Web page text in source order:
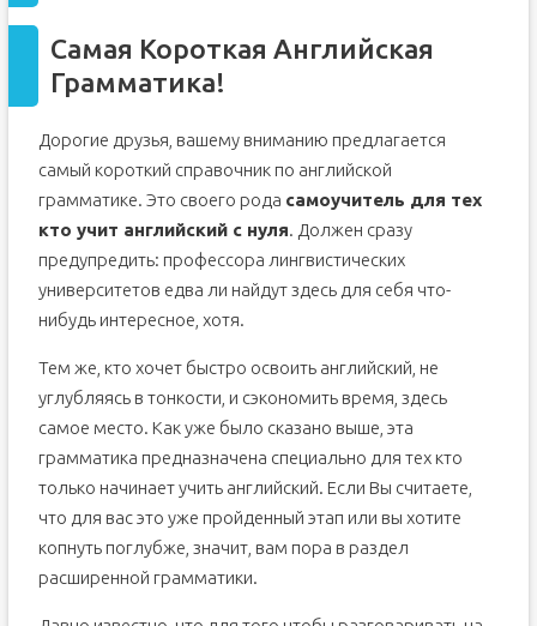
Самая Короткая Английская
Грамматика!
Дорогие друзья, вашему вниманию предлагается
самый короткий справочник по английской
грамматике. Это своего рода самоучитель для тех
кто учит английский с нуля. Должен сразу
предупредить: профессора лингвистических
университетов едва ли найдут здесь для себя что-
нибудь интересное, хотя.
Тем же, кто хочет быстро освоить английский, не
углубляясь в тонкости, и сэкономить время, здесь
самое место. Как уже было сказано выше, эта
грамматика предназначена специально для тех кто
только начинает учить английский. Если Вы считаете,
что для вас это уже пройденный этап или вы хотите
копнуть поглубже, значит, вам пора в раздел
расширенной грамматики.